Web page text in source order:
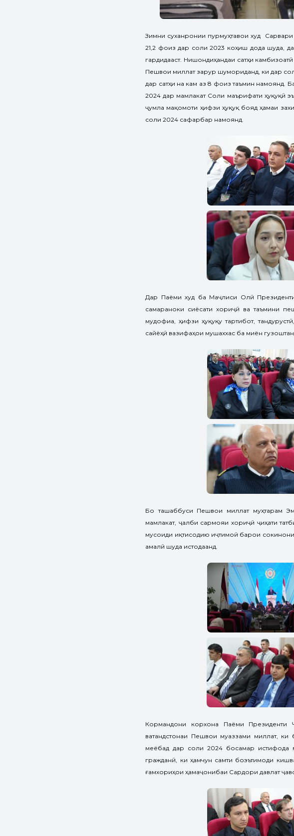
Зимни суханронии пурмуҳтавои худ
21,2 фоиз дар соли 2023 коҳиш дода шуда,
гардидааст. Нишондиҳандаи сатҳи
Пешвои миллат зарур шумориданд, ки дар
дар сатҳи на кам аз 8 фоиз таъмин намоянд.
2024 дар мамлакат Соли маърифати ҳуқуқӣ
ҷумла мақомоти ҳифзи ҳуқуқ бояд ҳамаи
соли 2024 сафарбар намоянд.
Дар Паёми худ ба Маҷлиси Олӣ
самараноки сиёсати хориҷӣ ва таъмини
мудофиа, ҳифзи ҳуқуқу тартибот,
сайёҳӣ вазифаҳои мушаххас ба миён
Бо ташаббуси Пешвои миллат муҳтарам
мамлакат, ҷалби сармояи хориҷӣ ҷиҳати
мусоиди иқтисодию иҷтимоӣ барои
амалӣ шуда истодаанд.
Кормандони корхона Паёми Президенти
ватандӯстонаи Пешвои муаззами миллат,
меёбад дар соли 2024 босамар истифода
гражданӣ, ки ҳамчун самти боэътимоди
ғамхориҳои ҳамаҷонибаи Сардори давлат